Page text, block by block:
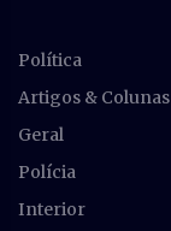
Política
Artigos & Colunas
Geral
Polícia
Interior